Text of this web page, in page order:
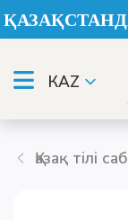
КАZ
Қазақ тілі